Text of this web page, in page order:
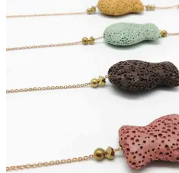
小魚香氛手鍊 手圍可調 6
小魚香氛手鍊 天然香氛石 金色